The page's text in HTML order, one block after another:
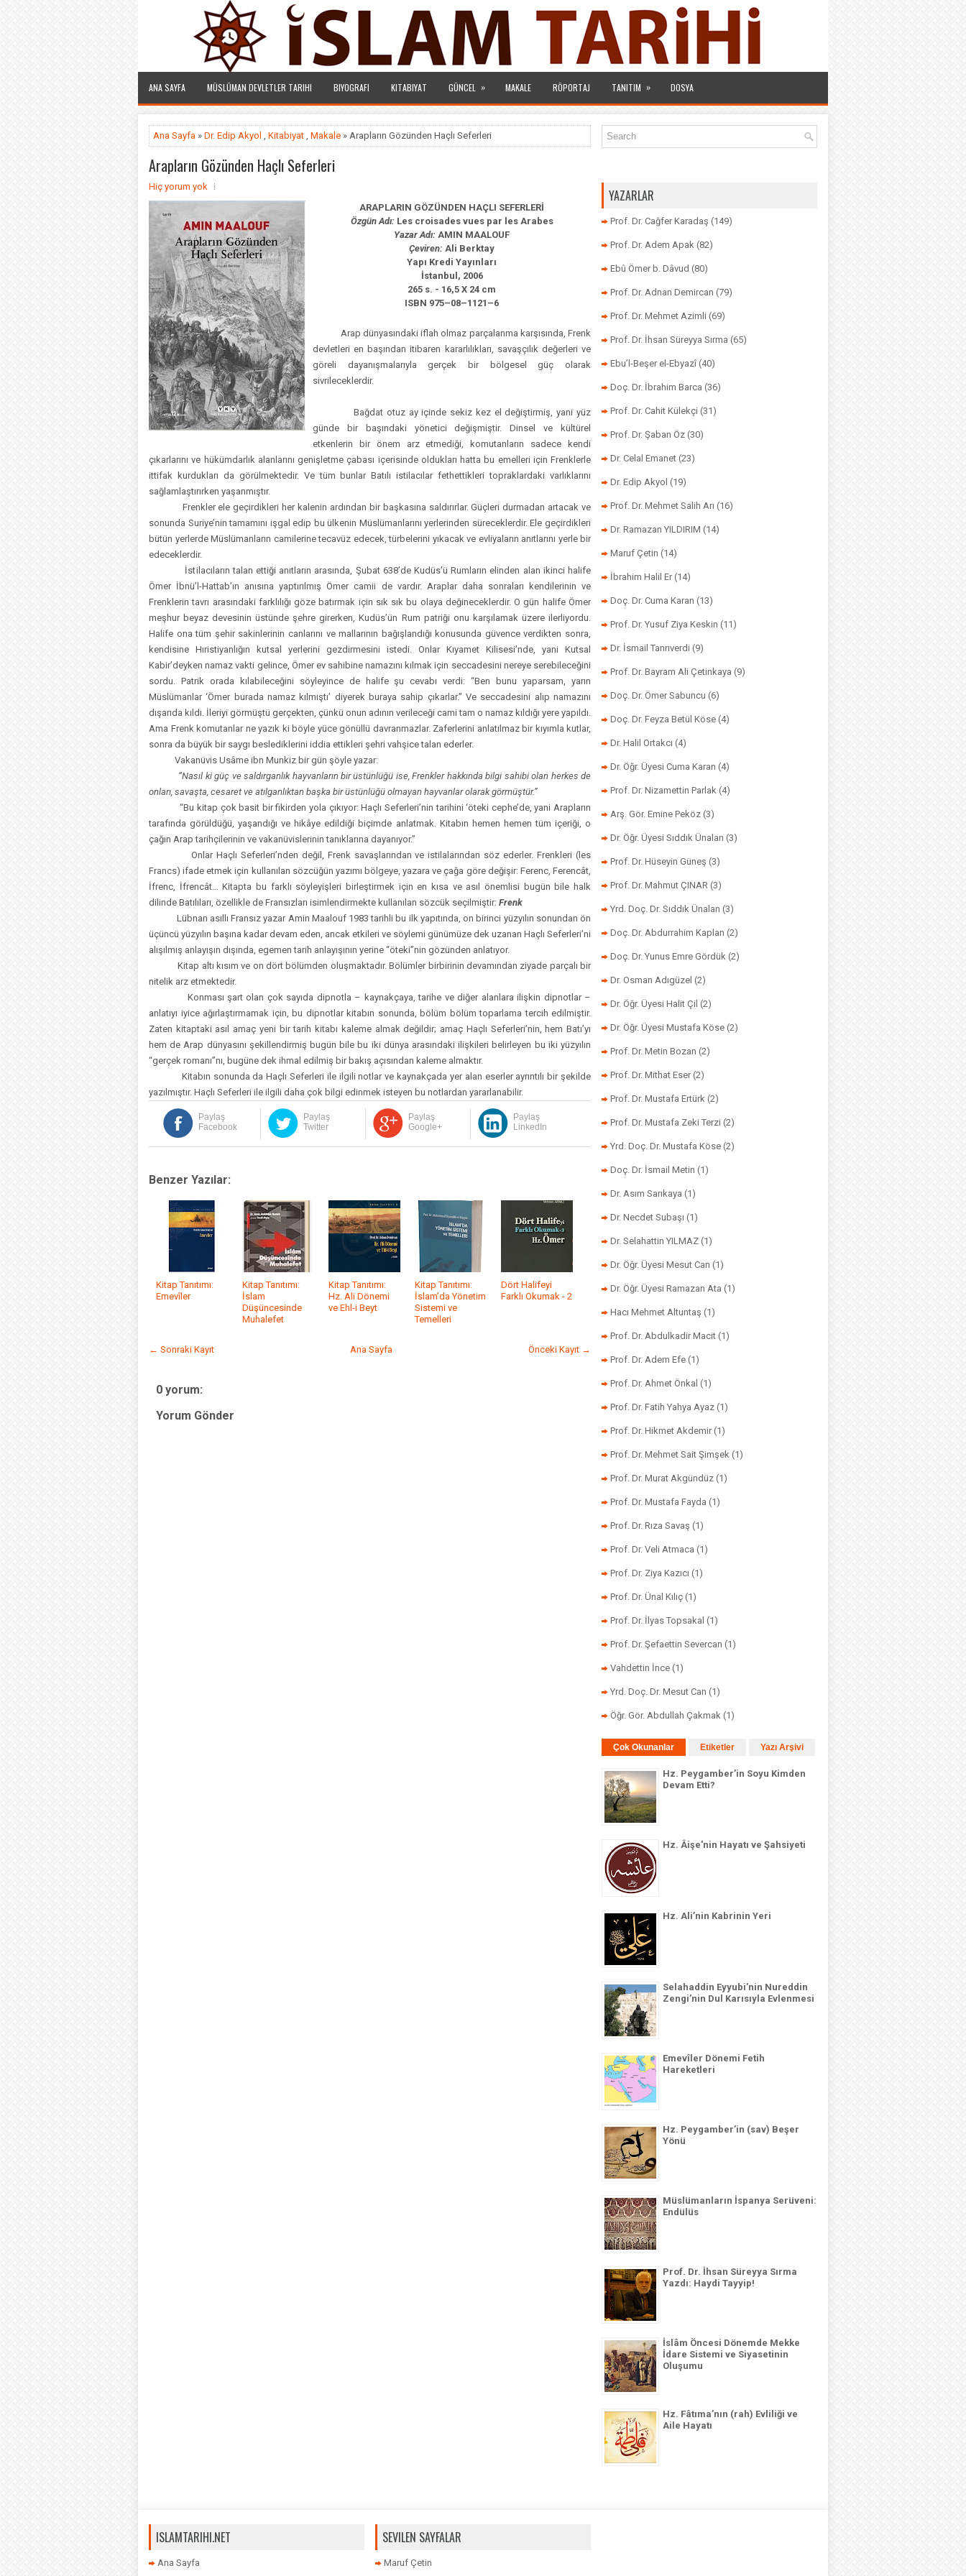
ANA SAYFA MÜSLÜMAN DEVLETLER TARIHI BIYOGRAFI KITABIYAT GÜNCEL » MAKALE RÖPORTAJ TANITIM » DOSYA
Ana Sayfa » Dr. Edip Akyol , Kitabiyat , Makale » Arapların Gözünden Haçlı Seferleri
Arapların Gözünden Haçlı Seferleri
Hiç yorum yok
ARAPLARIN GÖZÜNDEN HAÇLI SEFERLERİ
Özgün Adı: Les croisades vues par les Arabes
Yazar Adı: AMIN MAALOUF
Çeviren: Ali Berktay
Yapı Kredi Yayınları
İstanbul, 2006
265 s. - 16,5 X 24 cm
ISBN 975–08–1121–6
Arap dünyasındaki iflah olmaz parçalanma karşısında, Frenk
devletleri en başından itibaren kararlılıkları, savaşçılık değerleri ve
göreli dayanışmalarıyla gerçek bir bölgesel güç olarak
sivrileceklerdir.
Bağdat otuz ay içinde sekiz kez el değiştirmiş, yani yüz
günde bir başındaki yönetici değişmiştir. Dinsel ve kültürel
etkenlerin bir önem arz etmediği, komutanların sadece kendi
çıkarlarını ve hükümdarlık alanlarını genişletme çabası içerisinde oldukları hatta bu emelleri için Frenklerle
ittifak kurdukları da görülmektedir. Ve tüm bunlar Batılı istilacılar fethettikleri topraklardaki varlıklarını
sağlamlaştırırken yaşanmıştır.
Frenkler ele geçirdikleri her kalenin ardından bir başkasına saldırırlar. Güçleri durmadan artacak ve
sonunda Suriye’nin tamamını işgal edip bu ülkenin Müslümanlarını yerlerinden süreceklerdir. Ele geçirdikleri
bütün yerlerde Müslümanların camilerine tecavüz edecek, türbelerini yıkacak ve evliyaların anıtlarını yerle bir
edeceklerdir.
İstilacıların talan ettiği anıtların arasında, Şubat 638’de Kudüs’ü Rumların elinden alan ikinci halife
Ömer İbnü’l-Hattab’ın anısına yaptırılmış Ömer camii de vardır. Araplar daha sonraları kendilerinin ve
Frenklerin tavrı arasındaki farklılığı göze batırmak için sık sık bu olaya değineceklerdir. O gün halife Ömer
meşhur beyaz devesinin üstünde şehre girerken, Kudüs’ün Rum patriği onu karşılamak üzere ilerliyordu.
Halife ona tüm şehir sakinlerinin canlarını ve mallarının bağışlandığı konusunda güvence verdikten sonra,
kendisine Hıristiyanlığın kutsal yerlerini gezdirmesini istedi. Onlar Kıyamet Kilisesi’nde, yani Kutsal
Kabir’deyken namaz vakti gelince, Ömer ev sahibine namazını kılmak için seccadesini nereye serebileceğini
sordu. Patrik orada kılabileceğini söyleyince de halife şu cevabı verdi: “Ben bunu yaparsam, yarın
Müslümanlar ‘Ömer burada namaz kılmıştı’ diyerek buraya sahip çıkarlar.” Ve seccadesini alıp namazını
dışarıda kıldı. İleriyi görmüştü gerçekten, çünkü onun adının verileceği cami tam o namaz kıldığı yere yapıldı.
Ama Frenk komutanlar ne yazık ki böyle yüce gönüllü davranmazlar. Zaferlerini anlatılmaz bir kıyımla kutlar,
sonra da büyük bir saygı beslediklerini iddia ettikleri şehri vahşice talan ederler.
Vakanüvis Usâme ibn Munkiz bir gün şöyle yazar:
“Nasıl ki güç ve saldırganlık hayvanların bir üstünlüğü ise, Frenkler hakkında bilgi sahibi olan herkes de
onları, savaşta, cesaret ve atılganlıktan başka bir üstünlüğü olmayan hayvanlar olarak görmüştür.”
“Bu kitap çok basit bir fikirden yola çıkıyor: Haçlı Seferleri’nin tarihini ‘öteki cephe’de, yani Arapların
tarafında görüldüğü, yaşandığı ve hikâye edildiği biçimde anlatmak. Kitabın hemen hemen tüm içeriği, o
çağın Arap tarihçilerinin ve vakanüvislerinin tanıklarına dayanıyor.”
Onlar Haçlı Seferleri’nden değil, Frenk savaşlarından ve istilalarından söz ederler. Frenkleri (les
Francs) ifade etmek için kullanılan sözcüğün yazımı bölgeye, yazara ve çağa göre değişir: Ferenc, Ferencât,
İfrenc, İfrencât… Kitapta bu farklı söyleyişleri birleştirmek için en kısa ve asıl önemlisi bugün bile halk
dilinde Batılıları, özellikle de Fransızları isimlendirmekte kullanılan sözcük seçilmiştir: Frenk
Lübnan asıllı Fransız yazar Amin Maalouf 1983 tarihli bu ilk yapıtında, on birinci yüzyılın sonundan ön
üçüncü yüzyılın başına kadar devam eden, ancak etkileri ve söylemi günümüze dek uzanan Haçlı Seferleri’ni
alışılmış anlayışın dışında, egemen tarih anlayışının yerine “öteki”nin gözünden anlatıyor.
Kitap altı kısım ve on dört bölümden oluşmaktadır. Bölümler birbirinin devamından ziyade parçalı bir
nitelik arz etmektedir.
Konması şart olan çok sayıda dipnotla – kaynakçaya, tarihe ve diğer alanlara ilişkin dipnotlar –
anlatıyı iyice ağırlaştırmamak için, bu dipnotlar kitabın sonunda, bölüm bölüm toparlama tercih edilmiştir.
Zaten kitaptaki asıl amaç yeni bir tarih kitabı kaleme almak değildir; amaç Haçlı Seferleri’nin, hem Batı’yı
hem de Arap dünyasını şekillendirmiş bugün bile bu iki dünya arasındaki ilişkileri belirleyen bu iki yüzyılın
“gerçek romanı”nı, bugüne dek ihmal edilmiş bir bakış açısından kaleme almaktır.
Kitabın sonunda da Haçlı Seferleri ile ilgili notlar ve kaynakçada yer alan eserler ayrıntılı bir şekilde
yazılmıştır. Haçlı Seferleri ile ilgili daha çok bilgi edinmek isteyen bu notlardan yararlanabilir.
Paylaş
Facebook
Paylaş
Twitter
Paylaş
Google+
Paylaş
LinkedIn
Benzer Yazılar:
Kitap Tanıtımı:
Emevîler
Kitap Tanıtımı:
İslam
Düşüncesinde
Muhalefet
Kitap Tanıtımı:
Hz. Ali Dönemi
ve Ehl-i Beyt
Kitap Tanıtımı:
İslam’da Yönetim
Sistemi ve
Temelleri
Dört Halifeyi
Farklı Okumak - 2
← Sonraki Kayıt Önceki Kayıt →
Ana Sayfa
0 yorum:
Yorum Gönder
YAZARLAR
Prof. Dr. Cağfer Karadaş (149)
Prof. Dr. Adem Apak (82)
Ebû Ömer b. Dâvud (80)
Prof. Dr. Adnan Demircan (79)
Prof. Dr. Mehmet Azimli (69)
Prof. Dr. İhsan Süreyya Sırma (65)
Ebu’l-Beşer el-Ebyazî (40)
Doç. Dr. İbrahim Barca (36)
Prof. Dr. Cahit Külekçi (31)
Prof. Dr. Şaban Öz (30)
Dr. Celal Emanet (23)
Dr. Edip Akyol (19)
Prof. Dr. Mehmet Salih Arı (16)
Dr. Ramazan YILDIRIM (14)
Maruf Çetin (14)
İbrahim Halil Er (14)
Doç. Dr. Cuma Karan (13)
Prof. Dr. Yusuf Ziya Keskin (11)
Dr. İsmail Tanrıverdi (9)
Prof. Dr. Bayram Ali Çetinkaya (9)
Doç. Dr. Ömer Sabuncu (6)
Doç. Dr. Feyza Betül Köse (4)
Dr. Halil Ortakcı (4)
Dr. Öğr. Üyesi Cuma Karan (4)
Prof. Dr. Nizamettin Parlak (4)
Arş. Gör. Emine Peköz (3)
Dr. Öğr. Üyesi Sıddık Ünalan (3)
Prof. Dr. Hüseyin Güneş (3)
Prof. Dr. Mahmut ÇINAR (3)
Yrd. Doç. Dr. Sıddık Ünalan (3)
Doç. Dr. Abdurrahim Kaplan (2)
Doç. Dr. Yunus Emre Gördük (2)
Dr. Osman Adıgüzel (2)
Dr. Öğr. Üyesi Halit Çil (2)
Dr. Öğr. Üyesi Mustafa Köse (2)
Prof. Dr. Metin Bozan (2)
Prof. Dr. Mithat Eser (2)
Prof. Dr. Mustafa Ertürk (2)
Prof. Dr. Mustafa Zeki Terzi (2)
Yrd. Doç. Dr. Mustafa Köse (2)
Doç. Dr. İsmail Metin (1)
Dr. Asım Sarıkaya (1)
Dr. Necdet Subaşı (1)
Dr. Selahattin YILMAZ (1)
Dr. Öğr. Üyesi Mesut Can (1)
Dr. Öğr. Üyesi Ramazan Ata (1)
Hacı Mehmet Altuntaş (1)
Prof. Dr. Abdulkadir Macit (1)
Prof. Dr. Adem Efe (1)
Prof. Dr. Ahmet Önkal (1)
Prof. Dr. Fatih Yahya Ayaz (1)
Prof. Dr. Hikmet Akdemir (1)
Prof. Dr. Mehmet Sait Şimşek (1)
Prof. Dr. Murat Akgündüz (1)
Prof. Dr. Mustafa Fayda (1)
Prof. Dr. Rıza Savaş (1)
Prof. Dr. Veli Atmaca (1)
Prof. Dr. Ziya Kazıcı (1)
Prof. Dr. Ünal Kılıç (1)
Prof. Dr. İlyas Topsakal (1)
Prof. Dr. Şefaettin Severcan (1)
Vahdettin İnce (1)
Yrd. Doç. Dr. Mesut Can (1)
Öğr. Gör. Abdullah Çakmak (1)
Çok Okunanlar Etiketler Yazı Arşivi
Hz. Peygamber’in Soyu Kimden
Devam Etti?
Hz. Âişe'nin Hayatı ve Şahsiyeti
Hz. Ali’nin Kabrinin Yeri
Selahaddin Eyyubi’nin Nureddin
Zengi’nin Dul Karısıyla Evlenmesi
Emevîler Dönemi Fetih
Hareketleri
Hz. Peygamber’in (sav) Beşer
Yönü
Müslümanların İspanya Serüveni:
Endülüs
Prof. Dr. İhsan Süreyya Sırma
Yazdı: Haydi Tayyip!
İslâm Öncesi Dönemde Mekke
İdare Sistemi ve Siyasetinin
Oluşumu
Hz. Fâtıma’nın (rah) Evliliği ve
Aile Hayatı
ISLAMTARIHI.NET
Ana Sayfa
SEVILEN SAYFALAR
Maruf Çetin